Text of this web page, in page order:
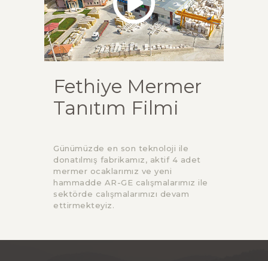
Fethiye Mermer
Tanıtım Filmi
Günümüzde en son teknoloji ile
donatılmış fabrikamız, aktif 4 adet
mermer ocaklarımız ve yeni
hammadde AR-GE calışmalarımız ile
sektörde calışmalarımızı devam
ettirmekteyiz.